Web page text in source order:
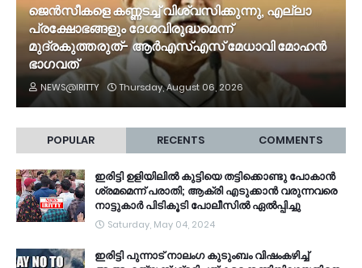
ജെൻസീകളെ കണ്ണടച്ച് വിശ്വസിക്കുന്നു, എല്ലാ
പ്രക്ഷോഭങ്ങളും ദേശവിരുദ്ധമെന്ന്
മുദ്രകുത്തരുത്- ആർഎസ്എസ് മേധാവി മോഹൻ
ഭാ​ഗവത്
NEWS@IRITTY Thursday, August 06, 2026
POPULAR RECENTS COMMENTS
ഇരിട്ടി ഉളിയിലിൽ കുട്ടിയെ തട്ടിക്കൊണ്ടു പോകാൻ
ശ്രമമെന്ന് പരാതി; ആക്രി എടുക്കാൻ വരുന്നവരെ
നാട്ടുകാർ പിടികൂടി പോലീസിൽ ഏൽപ്പിച്ചു
Saturday, May 04, 2024
ഇരിട്ടി പുന്നാട് നാലംഗ കുടുംബം വിഷംകഴിച്ച്‌